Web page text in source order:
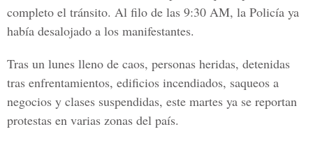
completo el tránsito. Al filo de las 9:30 AM, la Policía ya
había desalojado a los manifestantes.
Tras un lunes lleno de caos, personas heridas, detenidas
tras enfrentamientos, edificios incendiados, saqueos a
negocios y clases suspendidas, este martes ya se reportan
protestas en varias zonas del país.